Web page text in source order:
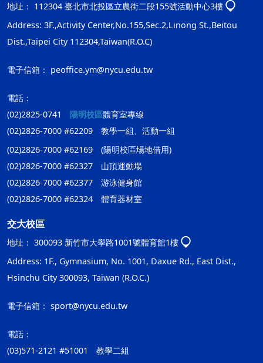
地址： 112304 臺北市北投區立農街二段155號活動中心3樓
Address: 3F.,Activity Center,No.155,Sec.2,Linong St.,Beitou
Dist.,Taipei City 112304,Taiwan(R.O.C)
電子信箱： peoffice.ym@nycu.edu.tw
電話：
(02)2825-0741 陽明校區體育室專線
(02)2826-7000 #62209 教學一組、活動一組
(02)2826-7000 #62169 (陽明校區場地借用)
(02)2826-7000 #62327 山頂運動場
(02)2826-7000 #62377 游泳健身館
(02)2826-7000 #62324 體育器材室
交大校區
地址： 300093 新竹市大學路1001號體育館1樓
Address: 1F., Gymnasium, No. 1001, Daxue Rd., East Dist.,
Hsinchu City 300093, Taiwan (R.O.C.)
電子信箱： sport@nycu.edu.tw
電話：
(03)571-2121 #51001 教學二組